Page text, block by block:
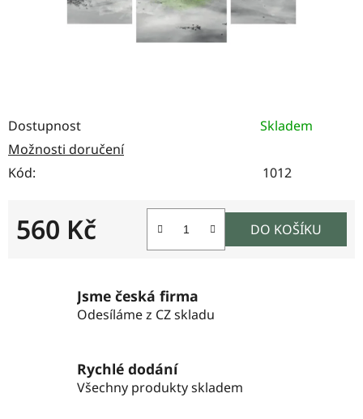
Dostupnost
Skladem
Možnosti doručení
Kód:
1012
560 Kč DO KOŠÍKU
Jsme česká firma
Odesíláme z CZ skladu
Rychlé dodání
Všechny produkty skladem